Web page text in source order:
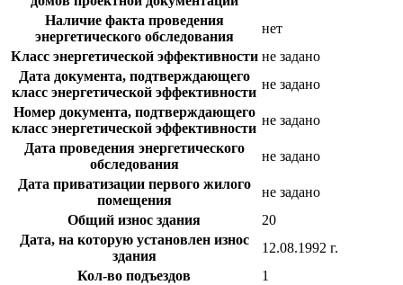
Наличие факта проведения
энергетического обследования
нет
Класс энергетической эффективности не задано
Дата документа, подтверждающего
класс энергетической эффективности
не задано
Номер документа, подтверждающего
класс энергетической эффективности
не задано
Дата проведения энергетического
обследования
не задано
Дата приватизации первого жилого
помещения
не задано
Общий износ здания
20
Дата, на которую установлен износ
здания
12.08.1992 г.
Кол-во подъездов
1